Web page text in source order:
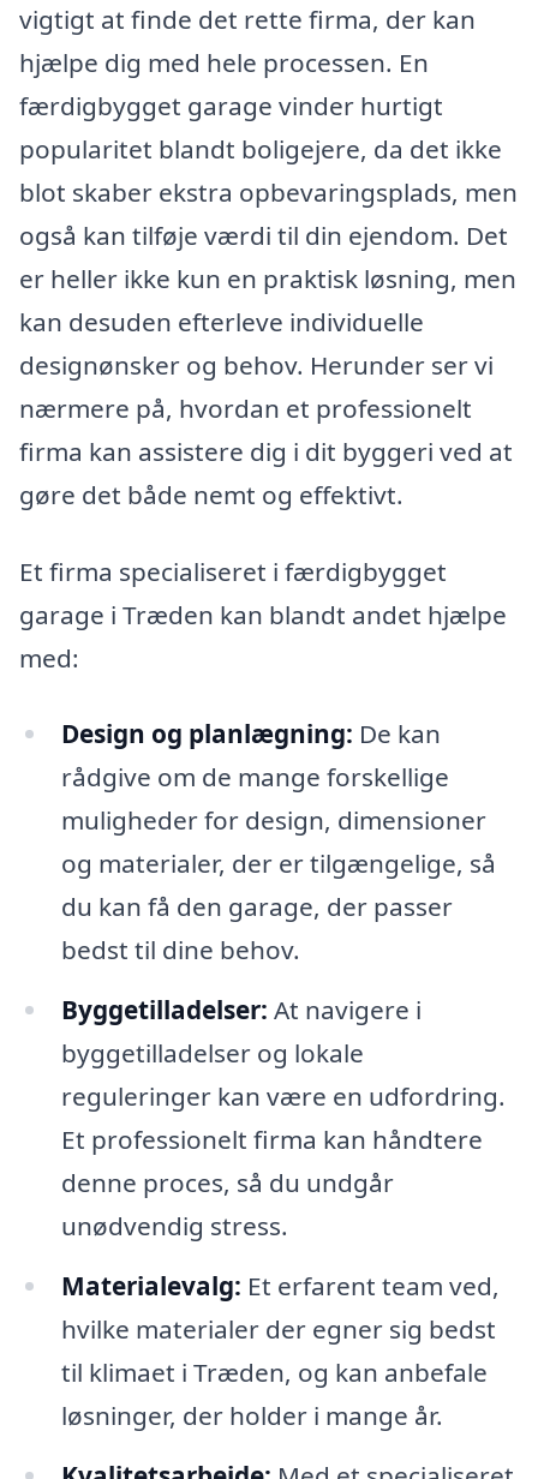
vigtigt at finde det rette firma, der kan
hjælpe dig med hele processen. En
færdigbygget garage vinder hurtigt
popularitet blandt boligejere, da det ikke
blot skaber ekstra opbevaringsplads, men
også kan tilføje værdi til din ejendom. Det
er heller ikke kun en praktisk løsning, men
kan desuden efterleve individuelle
designønsker og behov. Herunder ser vi
nærmere på, hvordan et professionelt
firma kan assistere dig i dit byggeri ved at
gøre det både nemt og effektivt.
Et firma specialiseret i færdigbygget
garage i Træden kan blandt andet hjælpe
med:
Design og planlægning: De kan
rådgive om de mange forskellige
muligheder for design, dimensioner
og materialer, der er tilgængelige, så
du kan få den garage, der passer
bedst til dine behov.
Byggetilladelser: At navigere i
byggetilladelser og lokale
reguleringer kan være en udfordring.
Et professionelt firma kan håndtere
denne proces, så du undgår
unødvendig stress.
Materialevalg: Et erfarent team ved,
hvilke materialer der egner sig bedst
til klimaet i Træden, og kan anbefale
løsninger, der holder i mange år.